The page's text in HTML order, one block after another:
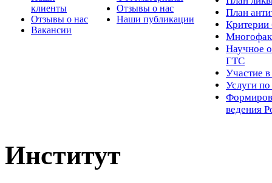
клиенты
Отзывы о нас
Вакансии
Отзывы о нас
Наши публикации
План
Критерии
Научное
ГТС
Участие
Услуги
ведения
Институт